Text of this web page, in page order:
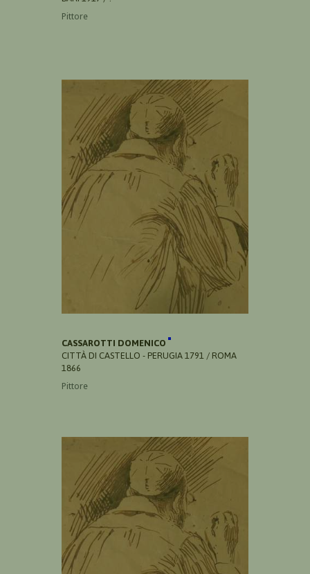
Pittore
CASSAROTTI DOMENICO
CITTÀ DI CASTELLO - PERUGIA 1791 / ROMA
1866
Pittore